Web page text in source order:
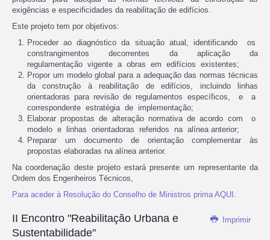
exigências e especificidades da reabilitação de edifícios.
Este projeto tem por objetivos:
Proceder ao diagnóstico da situação atual, identificando os
constrangimentos decorrentes da aplicação da
regulamentação vigente a obras em edifícios existentes;
Propor um modelo global para a adequação das normas técnicas
da construção à reabilitação de edifícios, incluindo linhas
orientadoras para revisão de regulamentos específicos, e a
correspondente estratégia de implementação;
Elaborar propostas de alteração normativa de acordo com o
modelo e linhas orientadoras referidos na alínea anterior;
Preparar um documento de orientação complementar às
propostas elaboradas na alínea anterior.
Na coordenação deste projeto estará presente um representante da
Ordem dos Engenheiros Técnicos,
Para aceder à Resolução do Conselho de Ministros prima AQUI.
Imprimir
II Encontro "Reabilitação Urbana e
Sustentabilidade"